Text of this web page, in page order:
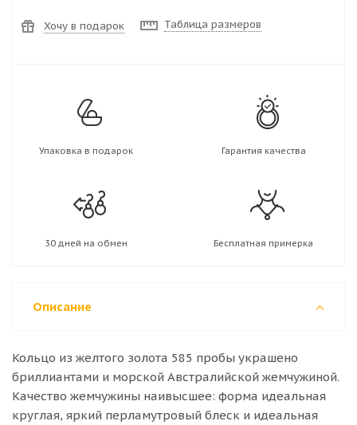
Хочу в подарок Таблица размеров
Упаковка в подарок Гарантия качества
30 дней на обмен Бесплатная примерка
Описание
Кольцо из желтого золота 585 пробы украшено
бриллиантами и морской Австралийской жемчужиной.
Качество жемчужины наивысшее: форма идеальная
круглая, яркий перламутровый блеск и идеальная